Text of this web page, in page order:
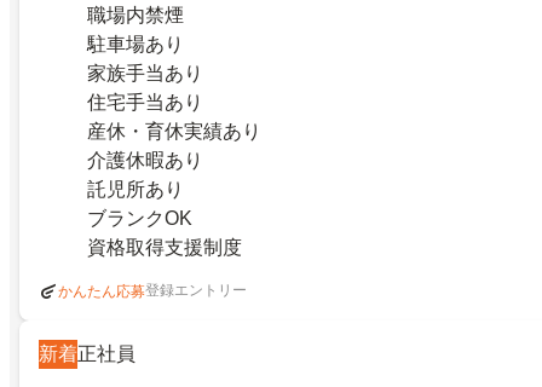
職場内禁煙
駐車場あり
家族手当あり
住宅手当あり
産休・育休実績あり
介護休暇あり
託児所あり
ブランクOK
資格取得支援制度
かんたん応募登録エントリー
新着正社員